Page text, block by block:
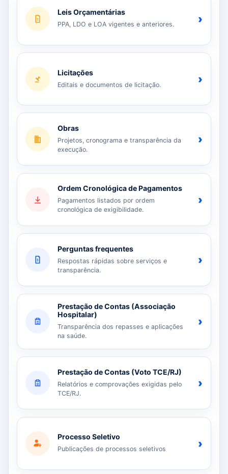
Leis Orçamentárias
PPA, LDO e LOA vigentes e anteriores. ›
Licitações
Editais e documentos de licitação. ›
Obras
Projetos, cronograma e transparência da
execução.
›
Ordem Cronológica de Pagamentos
Pagamentos listados por ordem
cronológica de exigibilidade.
›
Perguntas frequentes
Respostas rápidas sobre serviços e
transparência.
›
Prestação de Contas (Associação
Hospitalar)
Transparência dos repasses e aplicações
na saúde.
›
Prestação de Contas (Voto TCE/RJ)
Relatórios e comprovações exigidas pelo
TCE/RJ.
›
Processo Seletivo
Publicações de processos seletivos ›